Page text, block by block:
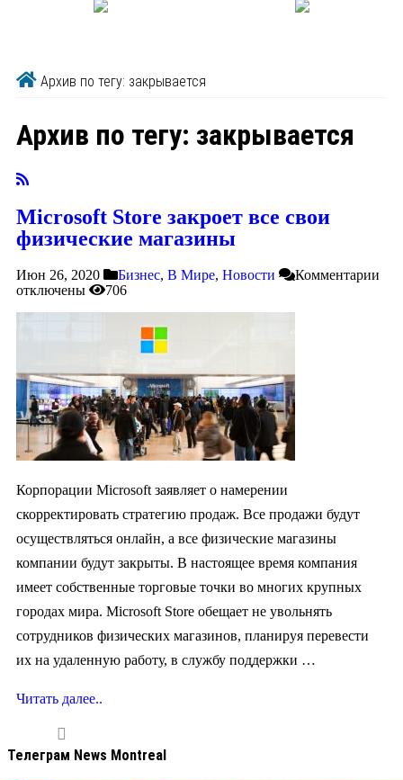
Архив по тегу: закрывается
Архив по тегу: закрывается
Microsoft Store закроет все свои
физические магазины
Июн 26, 2020 Бизнес, В Мире, Новости
Комментарии
отключены
706
Корпорации Microsoft заявляет о намерении
скорректировать стратегию продаж. Все продажи будут
осуществляться онлайн, а все физические магазины
компании будут закрыты. В настоящее время компания
имеет собственные торговые точки во многих крупных
городах мира. Microsoft Store обещает не увольнять
сотрудников физических магазинов, планируя перевести
их на удаленную работу, в службу поддержки …
Читать далее..
Телеграм News Montreal